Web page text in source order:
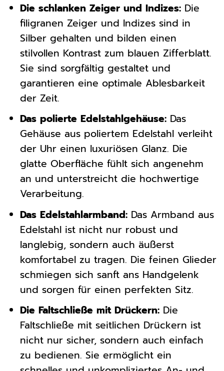
Die schlanken Zeiger und Indizes:Die
filigranen Zeiger und Indizes sind in
Silber gehalten und bilden einen
stilvollen Kontrast zum blauen Zifferblatt.
Sie sind sorgfältig gestaltet und
garantieren eine optimale Ablesbarkeit
der Zeit.
Das polierte Edelstahlgehäuse:Das
Gehäuse aus poliertem Edelstahl verleiht
der Uhr einen luxuriösen Glanz. Die
glatte Oberfläche fühlt sich angenehm
an und unterstreicht die hochwertige
Verarbeitung.
Das Edelstahlarmband:Das Armband aus
Edelstahl ist nicht nur robust und
langlebig, sondern auch äußerst
komfortabel zu tragen. Die feinen Glieder
schmiegen sich sanft ans Handgelenk
und sorgen für einen perfekten Sitz.
Die Faltschließe mit Drückern:Die
Faltschließe mit seitlichen Drückern ist
nicht nur sicher, sondern auch einfach
zu bedienen. Sie ermöglicht ein